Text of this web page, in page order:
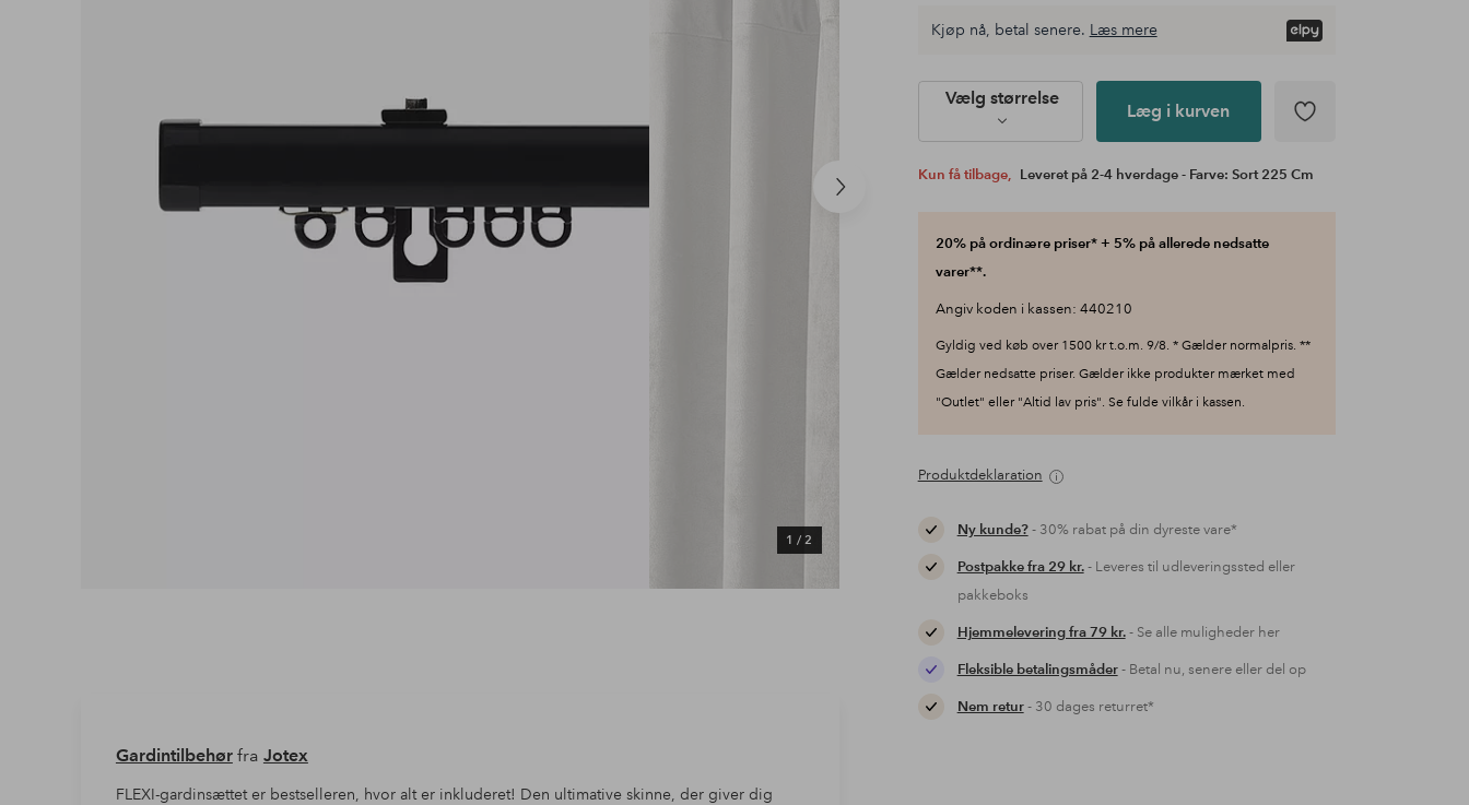
Næste
produkt
1 / 2
Kjøp nå, betal senere. Læs mere
Vælg størrelse
Læg i kurven
Kun få tilbage, Leveret på 2-4 hverdage - Farve: Sort 225 Cm
20% på ordinære priser* + 5% på allerede nedsatte
varer**.
Angiv koden i kassen: 440210
Gyldig ved køb over 1500 kr t.o.m. 9/8. * Gælder normalpris. **
Gælder nedsatte priser. Gælder ikke produkter mærket med
"Outlet" eller "Altid lav pris". Se fulde vilkår i kassen.
Produktdeklaration
Ny kunde?- 30% rabat på din dyreste vare*
Postpakke fra 29 kr.- Leveres til udleveringssted eller
pakkeboks
Hjemmelevering fra 79 kr.- Se alle muligheder her
Fleksible betalingsmåder- Betal nu, senere eller del op
Nem retur- 30 dages returret*
Gardintilbehørfra Jotex
FLEXI-gardinsættet er bestselleren, hvor alt er inkluderet! Den ultimative skinne, der giver dig